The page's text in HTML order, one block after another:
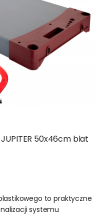
50x46cm blat
to praktyczne
systemu